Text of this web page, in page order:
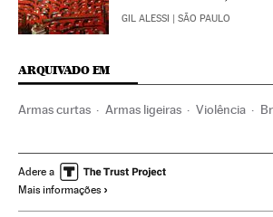
GIL ALESSI | SÃO PAULO
ARQUIVADO EM
Armas curtas Armas ligeiras Violência
Acontecimentos América
Problemas sociais
Adere a
Mais informações